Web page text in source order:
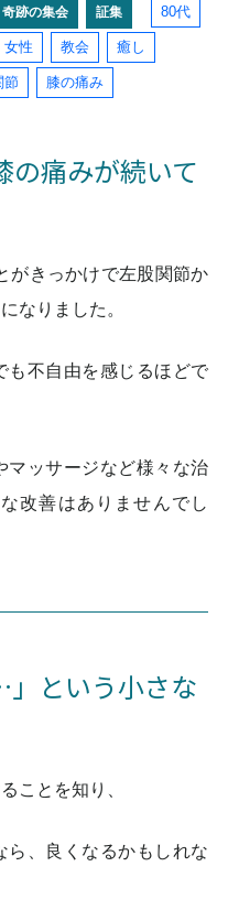
奇跡の集会 証集 80代
女性 教会 癒し
節 膝の痛み
の痛みが続いて
がきっかけで左股関節か
なりました。
も不自由を感じるほどで
マッサージなど様々な治
改善はありませんでし
」という小さな
ことを知り、
ら、良くなるかもしれな